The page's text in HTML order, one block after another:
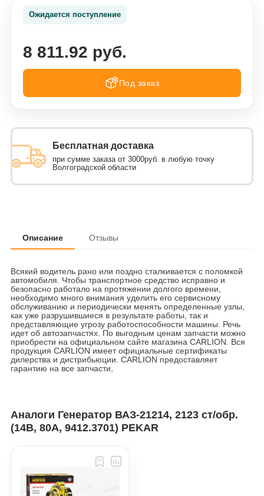
Ожидается поступление
8 811.92 руб.
Под заказ
Бесплатная доставка
при сумме заказа от 3000руб. в любую точку
Волгоградской области
Описание Отзывы
Всякий водитель рано или поздно сталкивается с поломкой
автомобиля. Чтобы транспортное средство исправно и
безопасно работало на протяжении долгого времени,
необходимо много внимания уделить его сервисному
обслуживанию и периодически менять определенные узлы,
как уже разрушившиеся в результате работы, так и
представляющие угрозу работоспособности машины. Речь
идет об автозапчастях. По выгодным ценам запчасти можно
приобрести на официальном сайте магазина CARLION. Вся
продукция CARLION имеет официальные сертификаты
дилерства и дистрибьюции. CARLION предоставляет
гарантию на все запчасти,
Аналоги Генератор ВАЗ-21214, 2123 ст/обр.
(14В, 80А, 9412.3701) PEKAR